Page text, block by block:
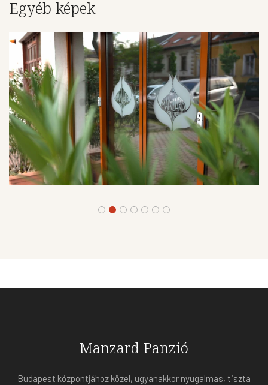
Egyéb képek
Manzard Panzió
Budapest központjához közel, ugyanakkor nyugalmas, tiszta